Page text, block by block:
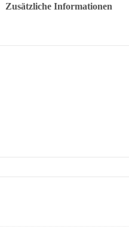
Zusätzliche Informationen